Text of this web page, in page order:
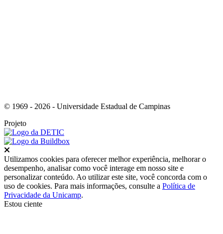
© 1969 - 2026 - Universidade Estadual de Campinas
Projeto
Utilizamos cookies para oferecer melhor experiência, melhorar o
desempenho, analisar como você interage em nosso site e
personalizar conteúdo. Ao utilizar este site, você concorda com o
uso de cookies. Para mais informações, consulte a Política de
Privacidade da Unicamp.
Estou ciente